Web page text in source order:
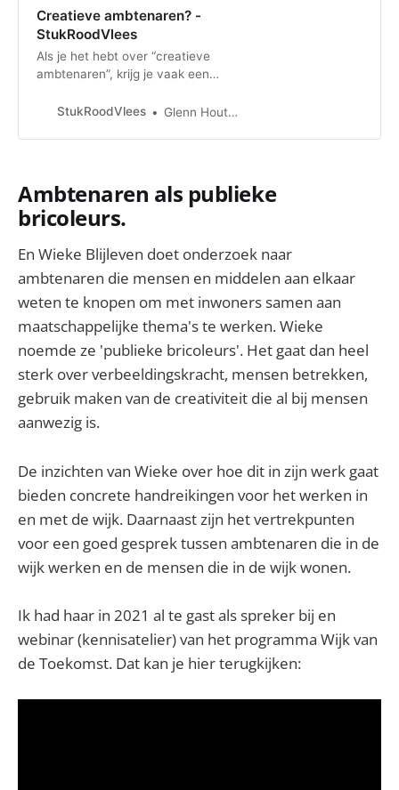
Creatieve ambtenaren? -
StukRoodVlees
Als je het hebt over “creatieve
ambtenaren”, krijg je vaak een
lacherige reactie. Dergelijke
stereotypering van ambtenaren.
Ambtenaren wo…
StukRoodVlees Glenn Houtgraaf
Ambtenaren als publieke
bricoleurs.
En Wieke Blijleven doet onderzoek naar
ambtenaren die mensen en middelen aan elkaar
weten te knopen om met inwoners samen aan
maatschappelijke thema's te werken. Wieke
noemde ze 'publieke bricoleurs'. Het gaat dan heel
sterk over verbeeldingskracht, mensen betrekken,
gebruik maken van de creativiteit die al bij mensen
aanwezig is.
De inzichten van Wieke over hoe dit in zijn werk gaat
bieden concrete handreikingen voor het werken in
en met de wijk. Daarnaast zijn het vertrekpunten
voor een goed gesprek tussen ambtenaren die in de
wijk werken en de mensen die in de wijk wonen.
Ik had haar in 2021 al te gast als spreker bij en
webinar (kennisatelier) van het programma Wijk van
de Toekomst. Dat kan je hier terugkijken: